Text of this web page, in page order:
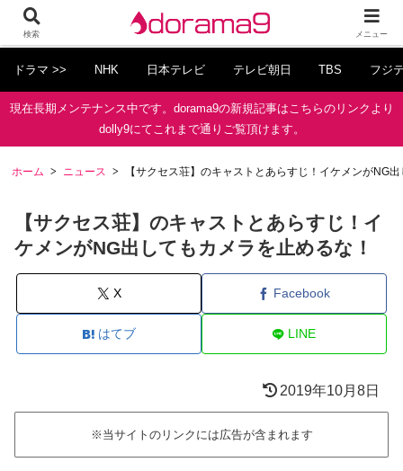
ドラマ >> NHK 日本テレビ テレビ朝日 TBS フジ
現在長期メンテナンス中です。dorama9の新規記事はこちらのリンクより
dolly9にてこれまで通りご覧頂けます。
ホーム ニュース 【サクセス荘】のキャストとあらすじ！イケメンがNG
【サクセス荘】のキャストとあらすじ！イ
ケメンがNG出してもカメラを止めるな！
X Facebook
はてブ LINE
2019年10月8日
※当サイトのリンクには広告が含まれます
検索 メニュー